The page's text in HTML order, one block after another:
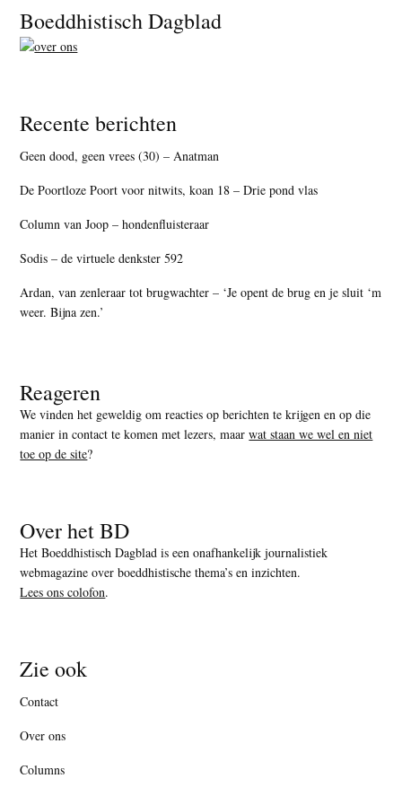
Footer
Boeddhistisch Dagblad
Recente berichten
Geen dood, geen vrees (30) – Anatman
De Poortloze Poort voor nitwits, koan 18 – Drie pond vlas
Column van Joop – hondenfluisteraar
Sodis – de virtuele denkster 592
Ardan, van zenleraar tot brugwachter – ‘Je opent de brug en je sluit ‘m
weer. Bijna zen.’
Reageren
We vinden het geweldig om reacties op berichten te krijgen en op die
manier in contact te komen met lezers, maarwat staan we wel en niet
toe op de site?
Over het BD
Het Boeddhistisch Dagblad is een onafhankelijk journalistiek
webmagazine over boeddhistische thema’s en inzichten.
Lees ons colofon.
Zie ook
Contact
Over ons
Columns